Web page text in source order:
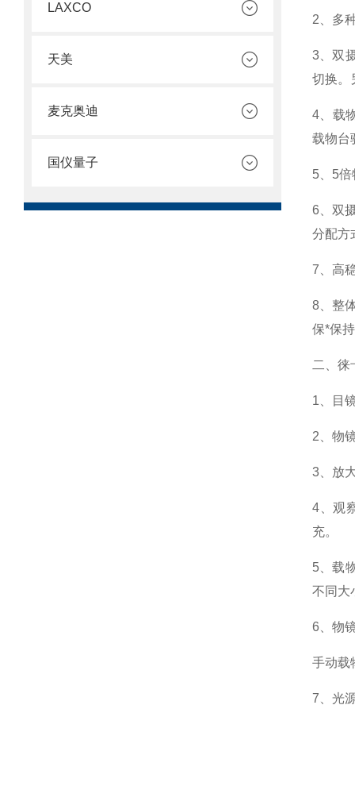
LAXCO
天美
麦克奥迪
国仪量子
2 、多
3 、双
切换。
4 、载
载物台
5 5倍
6 、双
分配方
7 、高
8 、整
保*保
二、徕
1 、目
2 、物
3 、放
4 、观
充。
5 、载
不同大
6 、物
手动载
7 、光